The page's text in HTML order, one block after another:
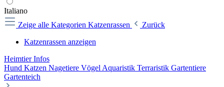
Italiano
Zeige alle Kategorien Katzenrassen
Zurück
Katzenrassen anzeigen
Heimtier Infos
Hund Katzen Nagetiere Vögel Aquaristik Terraristik Gartentiere
Gartenteich